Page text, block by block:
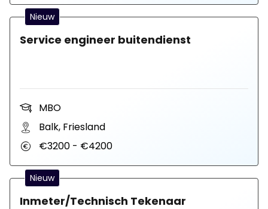
Nieuw
Service engineer buitendienst
MBO
Balk, Friesland
€3200 - €4200
Nieuw
Inmeter/Technisch Tekenaar